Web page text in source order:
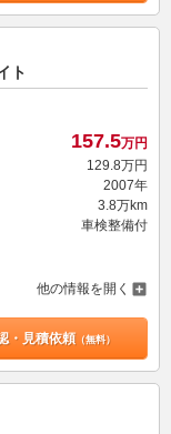
ト
157.5万円
129.8万円
2007年
3.8万km
車検整備付
他の情報を開く
・見積依頼（無料）